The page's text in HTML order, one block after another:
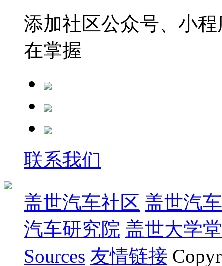
添加社区公众号、小
在掌握
联系我们
盖世汽车社区 盖世汽
汽车研究院 盖世大学堂
Sources 友情链接